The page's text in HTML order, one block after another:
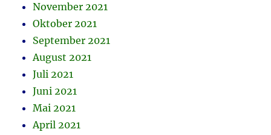
November 2021
Oktober 2021
September 2021
August 2021
Juli 2021
Juni 2021
Mai 2021
April 2021